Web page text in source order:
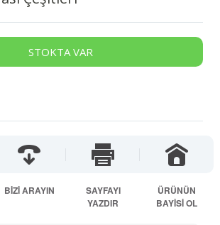
STOKTA VAR
BİZİ ARAYIN
SAYFAYI
YAZDIR
ÜRÜNÜN
BAYİSİ OL